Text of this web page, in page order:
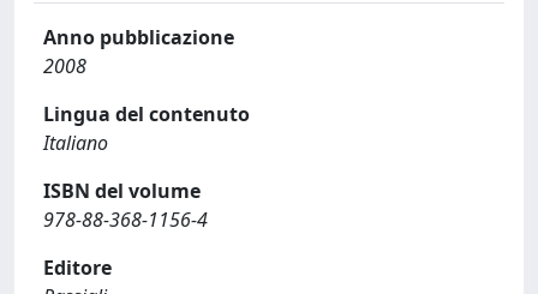
Anno pubblicazione
2008
Lingua del contenuto
Italiano
ISBN del volume
978-88-368-1156-4
Editore